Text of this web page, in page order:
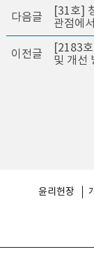
다음글
[31호]
관점에
이전글
[2183
및 개선
윤리헌장